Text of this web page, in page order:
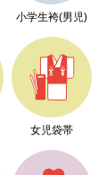
小学生袴(男児)
女児袋帯